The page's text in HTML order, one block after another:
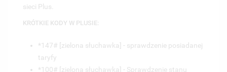
sieci Plus.
KRÓTKIE KODY W PLUSIE:
*147# [zielona słuchawka] - sprawdzenie posiadanej
taryfy
*100# [zielona słuchawka] - Sprawdzenie stanu